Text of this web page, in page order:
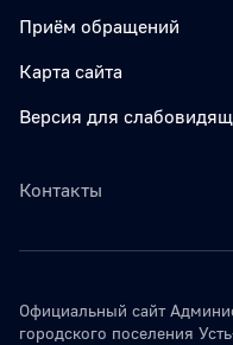
Приём обращений
Карта сайта
Версия для
Контакты
Официальный сайт
городского поселения